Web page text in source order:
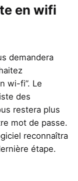
en wifi
demandera
wi-fi”. Le
des
restera plus
mot de passe.
reconnaîtra
étape.